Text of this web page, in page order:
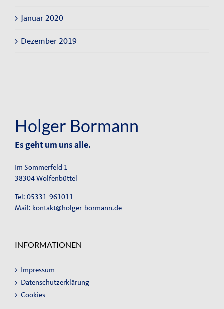
Januar 2020
Dezember 2019
Holger Bormann
Es geht um uns alle.
Im Sommerfeld 1
38304 Wolfenbüttel
Tel: 05331-961011
Mail: kontakt@holger-bormann.de
INFORMATIONEN
Impressum
Datenschutzerklärung
Cookies